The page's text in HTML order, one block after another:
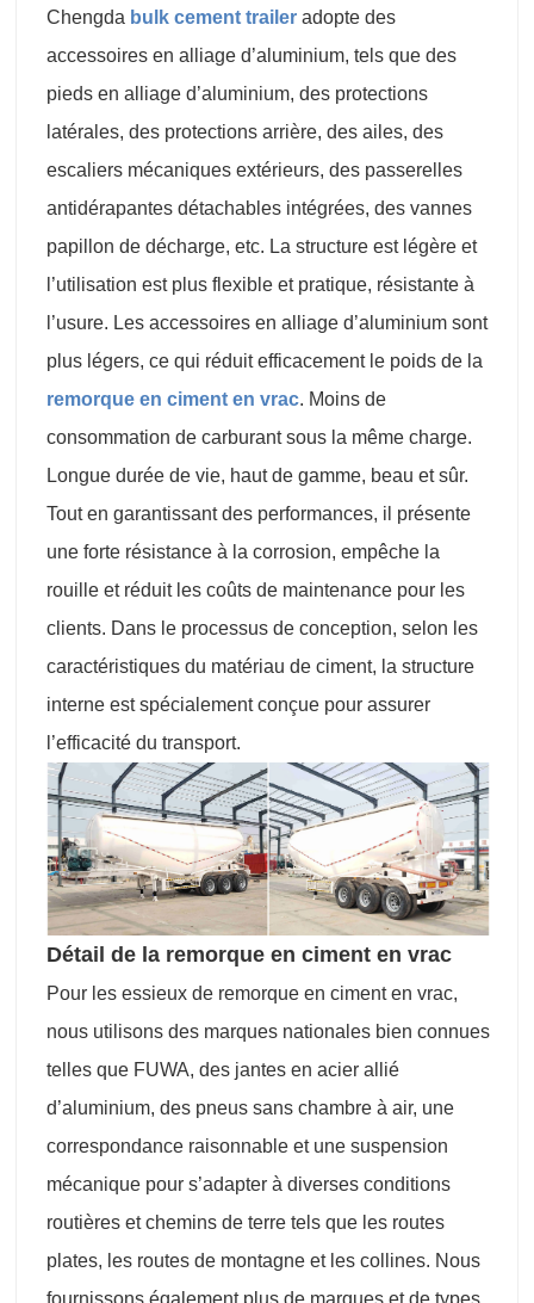
Chengda bulk cement trailer adopte des
accessoires en alliage d’aluminium, tels que des
pieds en alliage d’aluminium, des protections
latérales, des protections arrière, des ailes, des
escaliers mécaniques extérieurs, des passerelles
antidérapantes détachables intégrées, des vannes
papillon de décharge, etc. La structure est légère et
l’utilisation est plus flexible et pratique, résistante à
l’usure. Les accessoires en alliage d’aluminium sont
plus légers, ce qui réduit efficacement le poids de la
remorque en ciment en vrac. Moins de
consommation de carburant sous la même charge.
Longue durée de vie, haut de gamme, beau et sûr.
Tout en garantissant des performances, il présente
une forte résistance à la corrosion, empêche la
rouille et réduit les coûts de maintenance pour les
clients. Dans le processus de conception, selon les
caractéristiques du matériau de ciment, la structure
interne est spécialement conçue pour assurer
l’efficacité du transport.
Détail de la remorque en ciment en vrac
Pour les essieux de remorque en ciment en vrac,
nous utilisons des marques nationales bien connues
telles que FUWA, des jantes en acier allié
d’aluminium, des pneus sans chambre à air, une
correspondance raisonnable et une suspension
mécanique pour s’adapter à diverses conditions
routières et chemins de terre tels que les routes
plates, les routes de montagne et les collines. Nous